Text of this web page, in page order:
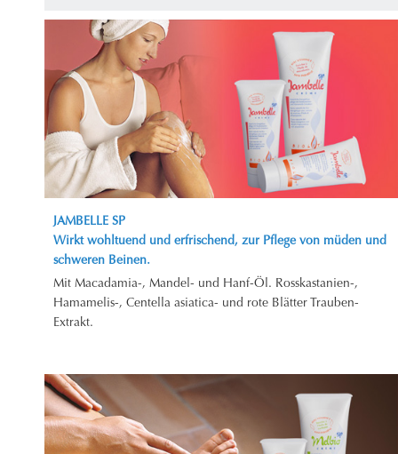
JAMBELLE SP
Wirkt wohltuend und erfrischend, zur Pflege von müden und
schweren Beinen.
Mit Macadamia-, Mandel- und Hanf-Öl. Rosskastanien-,
Hamamelis-, Centella asiatica- und rote Blätter Trauben-
Extrakt.